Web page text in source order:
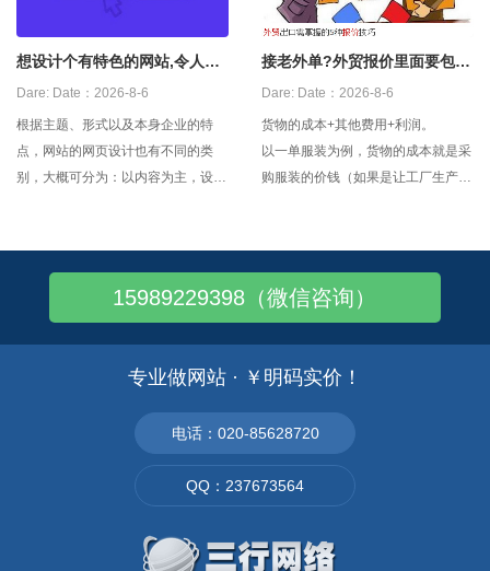
不如预想的那么好。
际站会员，慢慢找，相信
想设计个有特色的网站,令人其
垂涎三尺!您知道
Dare: Date：2026-8-6
根据主题、形式以及本身企业的特
点，网站的网页设计也有不同的类
别，大概可分为：以内容为主，设计
种大多数企业为了更好的宣传自己的
接老外单?外贸报价里面要包含
哪些内容
Dare: Date：2026-8-6
货物的成本+其他费用+利润。
以一单服装为例，货物的成本就是采
购服装的价钱（如果是让工厂生产的
等。 利润就是自己挣的钱，有
15989229398（微信咨询）
专业做网站 · ￥明码实价！
电话：020-85628720
QQ：237673564